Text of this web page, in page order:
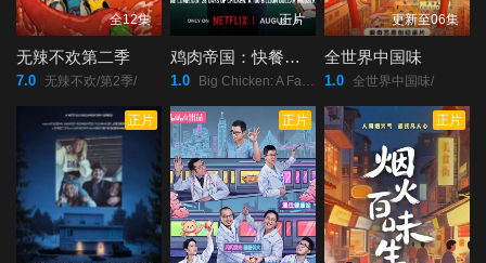
全12集
无辣不欢第二季
7.0 无辣不欢/第2季/
正片
鸡肉帝国：快餐阴谋
1.0 Big Chicken: A Fast Food Conspiracy/
更新至06集
全世界中国味
1.0 全世界中国味/
正片 正片 正片